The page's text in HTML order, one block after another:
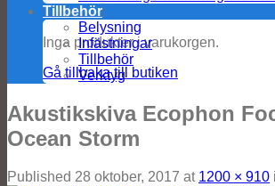
Inga produkter i varukorgen.
Gå tillbaka till butiken
Tillbehör
Belysning
Infästningar
Tillbehör
Verktyg
Akustikskiva Ecophon
Ocean Storm
Published 28 oktober, 2017 at 1200 × 910